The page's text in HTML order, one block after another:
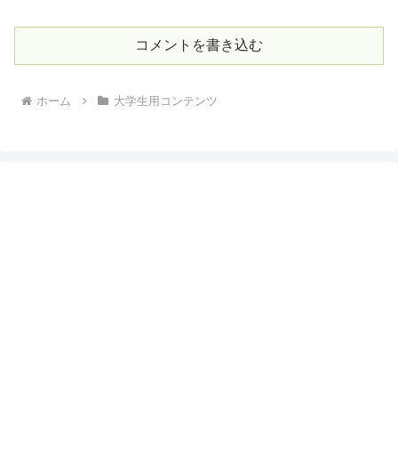
コメントを書き込む
ホーム 大学生用コンテンツ